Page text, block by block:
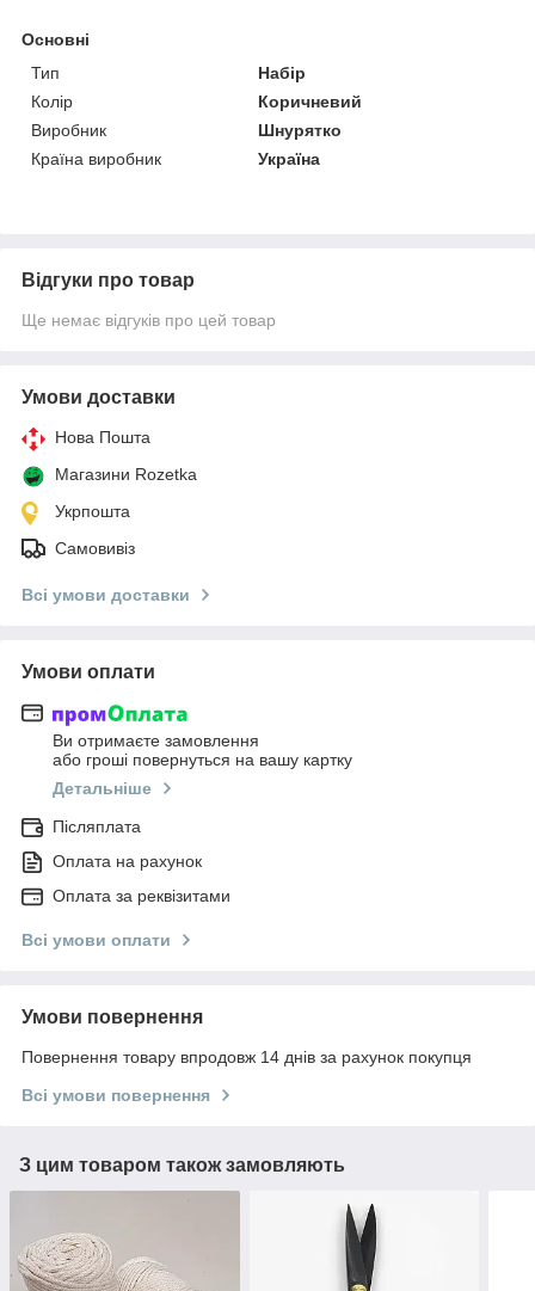
Основні
Тип
Набір
Колір
Коричневий
Виробник
Шнурятко
Країна виробник
Україна
Відгуки про товар
Ще немає відгуків про цей товар
Умови доставки
Нова Пошта
Магазини Rozetka
Укрпошта
Самовивіз
Всі умови доставки
Умови оплати
Ви отримаєте замовлення
або гроші повернуться на вашу картку
Детальніше
Післяплата
Оплата на рахунок
Оплата за реквізитами
Всі умови оплати
Умови повернення
Повернення товару впродовж 14 днів за рахунок покупця
Всі умови повернення
З цим товаром також замовляють